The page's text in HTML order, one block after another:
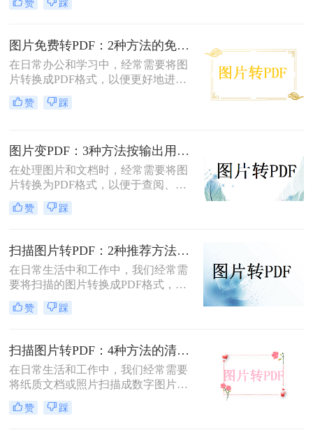
照片怎么转成pdf呢？本文将介绍两种
赞 踩
图片免费转PDF：2种方法的免费额度、水印和画质对比！
在日常办公和学习中，经常需要将图
片转换成PDF格式，以便更好地进行
分享、打印或存档。那么如何把图片
转换成pdf格式免费呢？本文将介绍两
赞 踩
图片变PDF：3种方法按输出用途（打印/存档/分享）选！
在处理图片和文档时，经常需要将图
片转换为PDF格式，以便于查阅、分
享或存档。那么如何把图片变成pdf
呢？本文将介绍三种常用的图片转
赞 踩
扫描图片转PDF：2种推荐方法的清晰度调优和文件压缩！
在日常生活中和工作中，我们经常需
要将扫描的图片转换成PDF格式，以
便于文档的管理、共享和打印。那么
扫描图片怎么转换成pdf呢？本文将介
方法。
赞 踩
扫描图片转PDF：4种方法的清晰度和文件体积对比!
在日常生活和工作中，我们经常需要
将纸质文档或照片扫描成数字图片，
并进一步将这些图片转换成PDF格
式，以便于分享、存储和查阅。那么
赞 踩